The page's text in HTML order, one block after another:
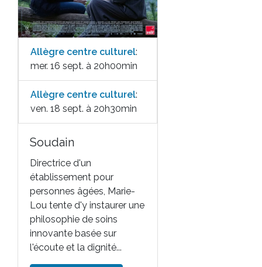
Allègre centre culturel:
mer. 16 sept. à 20h00min
Allègre centre culturel:
ven. 18 sept. à 20h30min
Soudain
Directrice d'un
établissement pour
personnes âgées, Marie-
Lou tente d'y instaurer une
philosophie de soins
innovante basée sur
l'écoute et la dignité...